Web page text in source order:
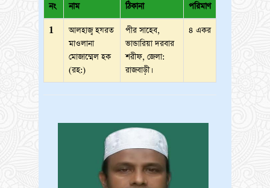
নং
নাম
ঠিকানা
পরিমাণ
1
আলহাজ্ব হযরত
মাওলানা
মোজাম্মেল হক
(রহ:)
পীর সাহেব,
ভান্ডারিয়া দরবার
শরীফ, জেলা:
রাজবাড়ী।
৪ একর